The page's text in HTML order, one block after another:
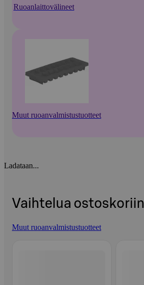
Ruoanlaittovälineet
Muut ruoanvalmistustuotteet
Ladataan...
Vaihtelua ostoskoriin
Muut ruoanvalmistustuotteet